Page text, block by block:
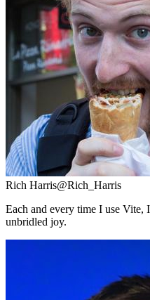
Rich Harris@Rich_Harris
Each and every time I use Vite,
unbridled joy.